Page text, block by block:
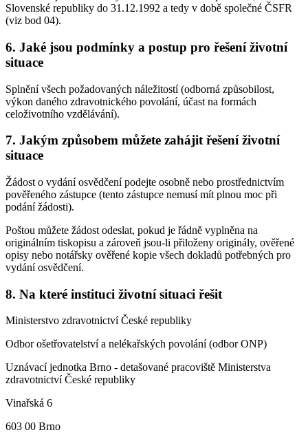
Slovenské republiky do 31.12.1992 a tedy v době společné ČSFR
(viz bod 04).
6. Jaké jsou podmínky a postup pro řešení životní
situace
Splnění všech požadovaných náležitostí (odborná způsobilost,
výkon daného zdravotnického povolání, účast na formách
celoživotního vzdělávání).
7. Jakým způsobem můžete zahájit řešení životní
situace
Žádost o vydání osvědčení podejte osobně nebo prostřednictvím
pověřeného zástupce (tento zástupce nemusí mít plnou moc při
podání žádosti).
Poštou můžete žádost odeslat, pokud je řádně vyplněna na
originálním tiskopisu a zároveň jsou-li přiloženy originály, ověřené
opisy nebo notářsky ověřené kopie všech dokladů potřebných pro
vydání osvědčení.
8. Na které instituci životní situaci řešit
Ministerstvo zdravotnictví České republiky
Odbor ošetřovatelství a nelékařských povolání (odbor ONP)
Uznávací jednotka Brno - detašované pracoviště Ministerstva
zdravotnictví České republiky
Vinařská 6
603 00 Brno